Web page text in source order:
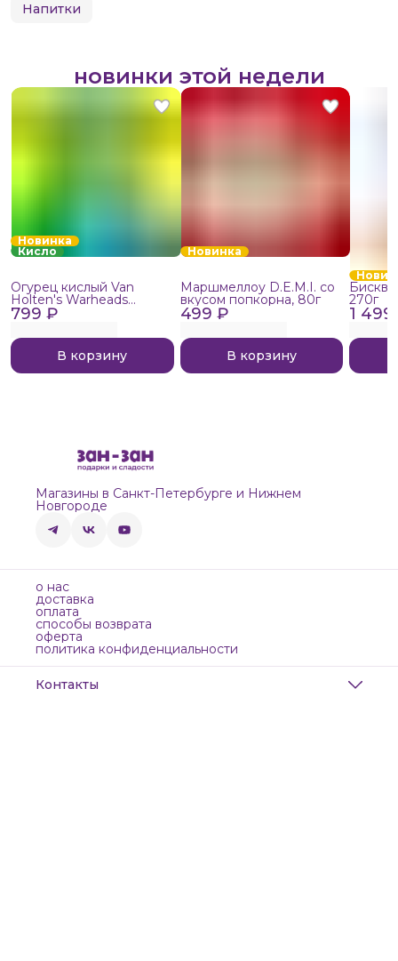
Напитки
новинки этой недели
Новинка
Кисло
799 ₽
Огурец кислый Van
Holten's Warheads
Extreme Sour, 140г
В корзину
Новинка
499 ₽
Маршмеллоу D.E.M.I. со
вкусом попкорна, 80г
В корзину
1
270г
Магазины в Санкт-Петербурге и Нижнем
Новгороде
о нас
доставка
оплата
способы возврата
оферта
политика конфиденциальности
Контакты